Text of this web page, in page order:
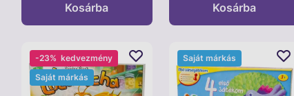
Kosárba Kosárba
-23% kedvezmény
Saját márkás
Saját márkás